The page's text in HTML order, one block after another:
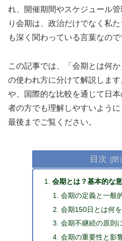
れ、開催期間やスケジュール
り会期は、政治だけでなく私
も深く関わっている言葉なので
この記事では、「会期とは何
の使われ方に分けて解説しま
や、国際的な比較を通じて日
者の方でも理解しやすいよう
最後までご覧ください。
目次
会期とは？基本的な
会期の定義と一般
会期150日とは何
会期不継続の原則
会期の重要性と影